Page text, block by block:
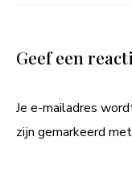
Geef een
Je e-mailadres
zijn gemarkeerd met